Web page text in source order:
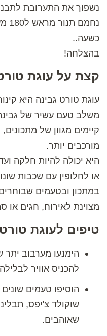
נשפוך את התערובת לתבנית 24
כשעה..
בהצלחה!
קצת על עוגת
עוגת טורט גבינה היא
משלב טעם עשיר של
קיימים מגוון של
מורכבים יותר.
היא יכולה להיות חלקה
או לחלופין עם שכבות
במתכון ובטעמים
מצוינת לאירוח, חגים או
טיפים לעוגת
הימנעו מערבוב
להכניס אוויר
הוסיפו טעמים
שוקולד צ'יפס,
שאוהבים.